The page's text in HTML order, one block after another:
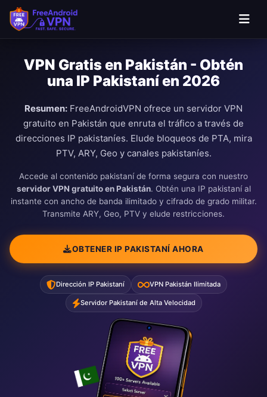
Saltar al contenido principal
VPN Gratis en Pakistán - Obtén
una IP Pakistaní en 2026
Resumen: FreeAndroidVPN ofrece un servidor VPN
gratuito en Pakistán que enruta el tráfico a través de
direcciones IP pakistaníes. Elude bloqueos de PTA, mira
PTV, ARY, Geo y canales pakistaníes.
Accede al contenido pakistaní de forma segura con nuestro
servidor VPN gratuito en Pakistán. Obtén una IP pakistaní al
instante con ancho de banda ilimitado y cifrado de grado militar.
Transmite ARY, Geo, PTV y elude restricciones.
OBTENER IP PAKISTANÍ AHORA
Dirección IP Pakistaní VPN Pakistán Ilimitada
Servidor Pakistaní de Alta Velocidad